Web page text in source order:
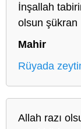
İnşallah
olsun şükran
Mahir
Rüyada
Allah razı